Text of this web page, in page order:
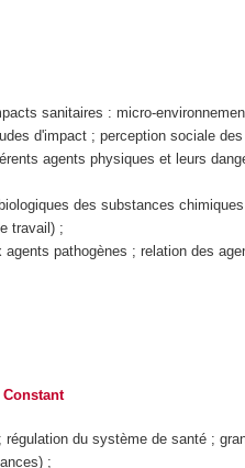
sanitaires : micro-
d'impact ; perception sociale
agents physiques et leurs
des substances
travail) ;
pathogènes ; relation des
du système de santé ;
;